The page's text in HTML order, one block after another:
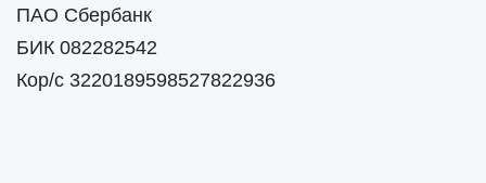
ПАО Сбербанк
БИК 082282542
Кор/с 3220189598527822936